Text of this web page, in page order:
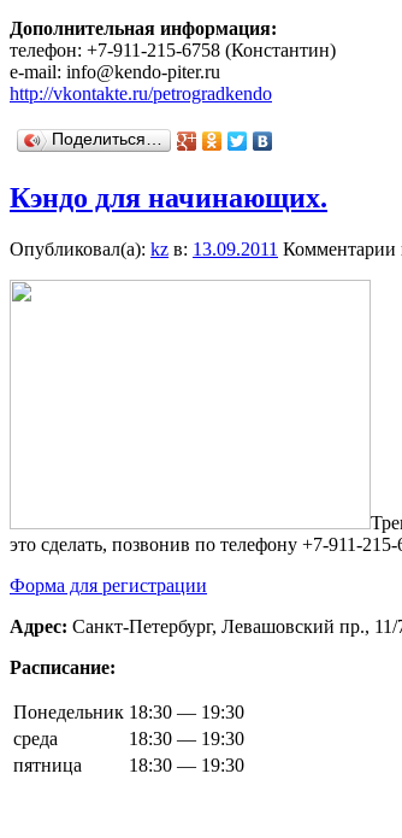
Дополнительная информация:
телефон: +7-911-215-6758 (Константин)
e-mail: info@kendo-piter.ru
http://vkontakte.ru/petrogradkendo
Поделиться…
Кэндо для начинающих.
Опубликовал(а): kz в: 13.09.2011 Комментарии
это сделать, позвонив по телефону +7-911-
Форма для регистрации
Адрес: Санкт-Петербург, Левашовский пр.,
Расписание:
Понедельник 18:30 — 19:30
среда
18:30 — 19:30
пятница
18:30 — 19:30